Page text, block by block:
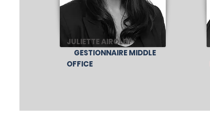
JULIETTE AIROLDI
GESTIONNAIRE MIDDLE
OFFICE